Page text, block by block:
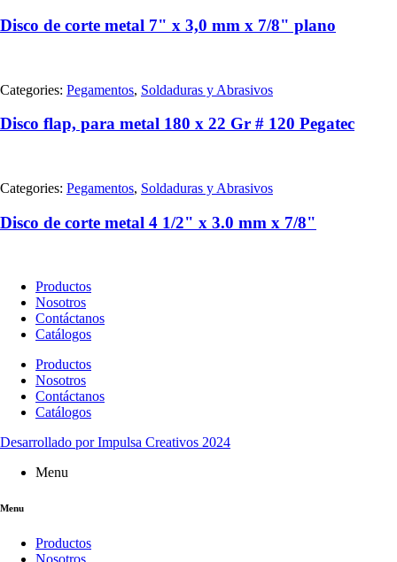
Disco de corte metal 7" x 3,0 mm x 7/8" plano
Categories: Pegamentos, Soldaduras y Abrasivos
Disco flap, para metal 180 x 22 Gr # 120 Pegatec
Categories: Pegamentos, Soldaduras y Abrasivos
Disco de corte metal 4 1/2" x 3.0 mm x 7/8"
Productos
Nosotros
Contáctanos
Catálogos
Productos
Nosotros
Contáctanos
Catálogos
Desarrollado por Impulsa Creativos 2024
Menu
Menu
Productos